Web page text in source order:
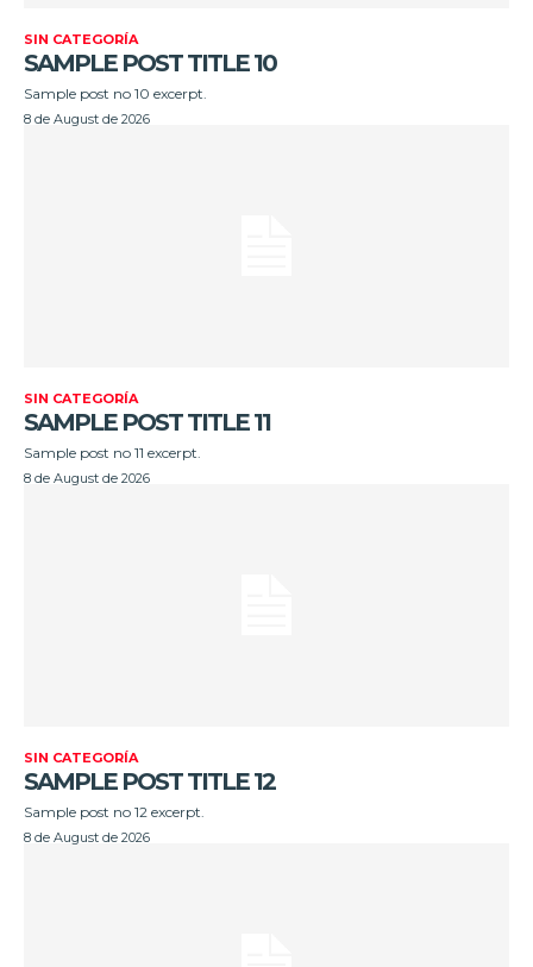
SIN CATEGORÍA
SAMPLE POST TITLE 10
Sample post no 10 excerpt.
8 de August de 2026
SIN CATEGORÍA
SAMPLE POST TITLE 11
Sample post no 11 excerpt.
8 de August de 2026
SIN CATEGORÍA
SAMPLE POST TITLE 12
Sample post no 12 excerpt.
8 de August de 2026